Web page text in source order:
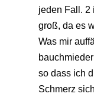
jeden Fall. 2
groß, da es
Was mir
so dass ich
Schmerz